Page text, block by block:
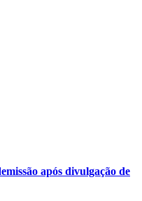
após divulgação de